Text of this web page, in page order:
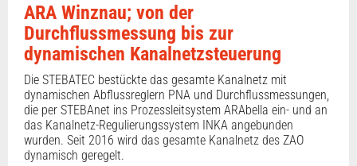
ARA Winznau; von der
Durchflussmessung bis zur
dynamischen Kanalnetzsteuerung
Die STEBATEC bestückte das gesamte Kanalnetz mit
dynamischen Abflussreglern PNA und Durchflussmessungen,
die per STEBAnet ins Prozessleitsystem ARAbella ein- und an
das Kanalnetz-Regulierungssystem INKA angebunden
wurden. Seit 2016 wird das gesamte Kanalnetz des ZAO
dynamisch geregelt.